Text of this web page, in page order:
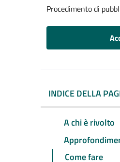
Procedimento di
INDICE DELLA
A chi è rivolto
Come fare